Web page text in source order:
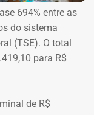
mulheres de
e o medo.
para seguir
Pois
ao lado do
694% entre as
do sistema
(TSE). O total
para R$
de R$